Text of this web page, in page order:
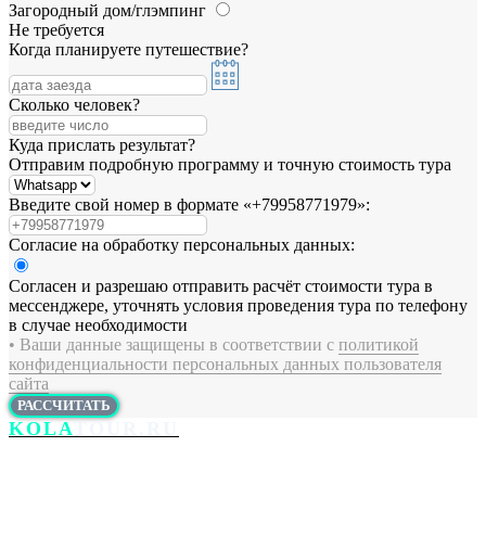
Загородный дом/глэмпинг
Не требуется
Когда планируете путешествие?
Сколько человек?
Куда прислать результат?
Отправим подробную программу и точную стоимость тура
Введите свой номер в формате «+79958771979»:
Согласие на обработку персональных данных:
Согласен и разрешаю отправить расчёт стоимости тура в
мессенджере, уточнять условия проведения тура по телефону
в случае необходимости
• Ваши данные защищены в соответствии с политикой
конфиденциальности персональных данных пользователя
сайта
РАССЧИТАТЬ
KOLA